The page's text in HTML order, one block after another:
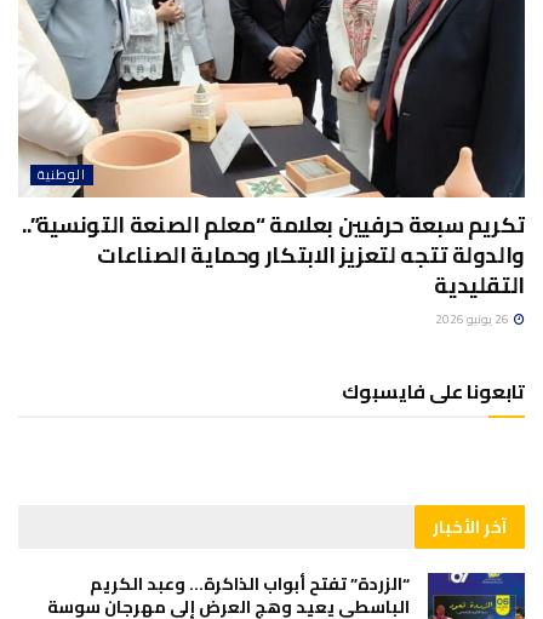
الوطنية
تكريم سبعة حرفيين بعلامة “معلم الصنعة التونسية”..
والدولة تتجه لتعزيز الابتكار وحماية الصناعات
التقليدية
تابعونا على فايسبوك
آخر الأخبار
“الزردة” تفتح أبواب الذاكرة… وعبد الكريم
الباسطي يعيد وهج العرض إلى مهرجان سوسة